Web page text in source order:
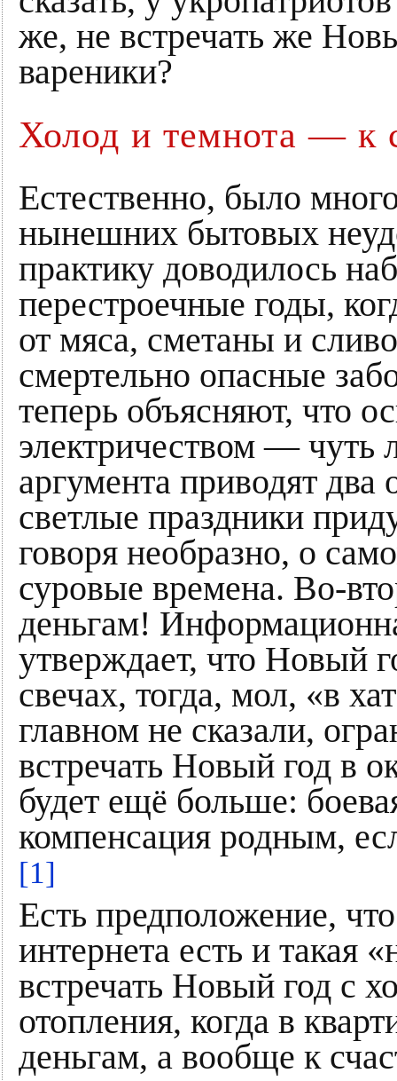
же, не встречать же
вареники?
Холод и темнота — к
Естественно, было
нынешних бытовых
практику доводилось
перестроечные годы,
от мяса, сметаны и
смертельно опасные
теперь объясняют, что
электричеством — чуть
аргумента приводят
светлые праздники
говоря необразно, о
суровые времена. Во-
деньгам!
утверждает, что Новый
свечах, тогда, мол, «в
главном не сказали,
встречать Новый год в
будет ещё больше:
компенсация родным,
[1]
Есть предположение,
интернета есть и такая
встречать Новый год с
отопления, когда в
деньгам, а вообще к